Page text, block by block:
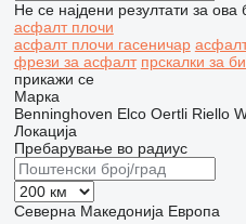
Не се најдени резултати за
асфалт плочи
асфалт плочи гасеничар
фрези за асфалт прскалки за
прикажи се
Марка
Benninghoven Elco Oertli Riello
Локација
Пребарување во радиус
Северна Македонија Европа